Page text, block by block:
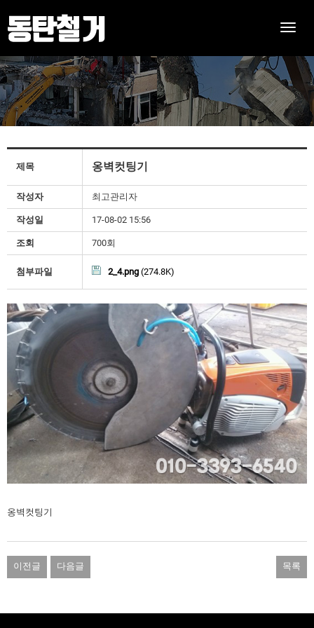
Toggle
제목 옹벽컷팅기
작성자 최고관리자
작성일 17-08-02 15:56
조회 700회
첨부파일 2_4.png (274.8K)
옹벽컷팅기
이전글 다음글 목록